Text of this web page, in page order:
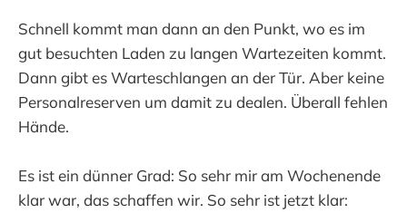
Schnell kommt man dann an den Punkt, wo es im
gut besuchten Laden zu langen Wartezeiten kommt.
Dann gibt es Warteschlangen an der Tür. Aber keine
Personalreserven um damit zu dealen. Überall fehlen
Hände.
Es ist ein dünner Grad: So sehr mir am Wochenende
klar war, das schaffen wir. So sehr ist jetzt klar: